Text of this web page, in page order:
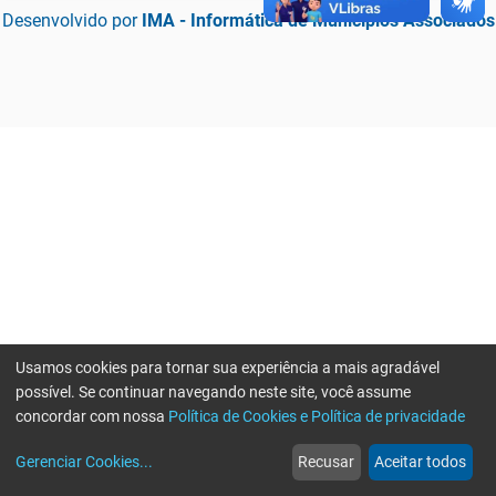
Desenvolvido por IMA - Informática de Municípios Associados
web
Notícias
more_horiz
Mais
Usamos cookies para tornar sua experiência a mais agradável
possível. Se continuar navegando neste site, você assume
concordar com nossa Política de Cookies e Política de privacidade
Gerenciar Cookies... Recusar Aceitar todos
Erro ao enviar informações, por favor tente novamente